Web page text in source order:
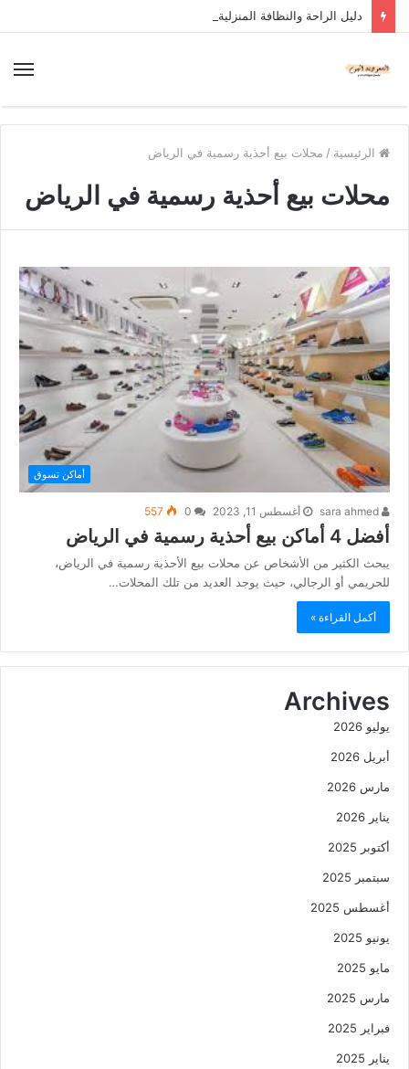
دليل الراحة والنظافة المنزلية
الرئيسية / محلات بيع أحذية رسمية في الرياض
محلات بيع أحذية رسمية في الرياض
أماكن تسوق
أغسطس 11, 2023 557
أفضل 4 أماكن بيع أحذية رسمية في الرياض
يبحث الكثير من الأشخاص عن محلات بيع الأحذية رسمية في الرياض،
للحريمي أو الرجالي، حيث يوجد العديد من تلك المحلات…
أكمل القراءة »
Archives
يوليو 2026
أبريل 2026
مارس 2026
يناير 2026
أكتوبر 2025
سبتمبر 2025
أغسطس 2025
يونيو 2025
مايو 2025
مارس 2025
فبراير 2025
يناير 2025